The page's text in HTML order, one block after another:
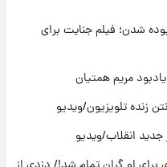
شدن؛ فیلم جنایت برای
مریم همتیان
زنده تلویزیون/ویدیو
جدید انقلاب/ویدیو